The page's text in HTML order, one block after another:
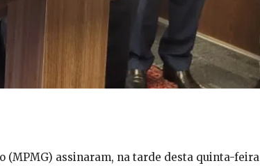
(MPMG) assinaram, na tarde desta quinta-feira